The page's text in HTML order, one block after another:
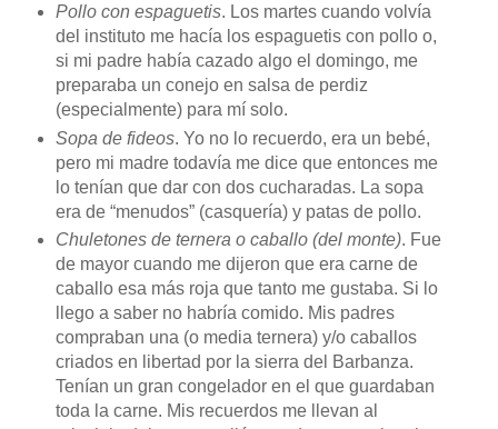
Pollo con espaguetis. Los martes cuando volvía
del instituto me hacía los espaguetis con pollo o,
si mi padre había cazado algo el domingo, me
preparaba un conejo en salsa de perdiz
(especialmente) para mí solo.
Sopa de fideos. Yo no lo recuerdo, era un bebé,
pero mi madre todavía me dice que entonces me
lo tenían que dar con dos cucharadas. La sopa
era de “menudos” (casquería) y patas de pollo.
Chuletones de ternera o caballo (del monte). Fue
de mayor cuando me dijeron que era carne de
caballo esa más roja que tanto me gustaba. Si lo
llego a saber no habría comido. Mis padres
compraban una (o media ternera) y/o caballos
criados en libertad por la sierra del Barbanza.
Tenían un gran congelador en el que guardaban
toda la carne. Mis recuerdos me llevan al